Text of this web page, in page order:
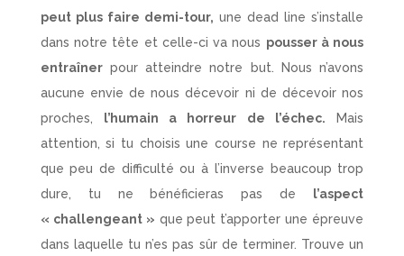
peut plus faire demi-tour, une dead line s’installe
dans notre tête et celle-ci va nous pousser à nous
entraînerpour atteindre notre but. Nous n’avons
aucune envie de nous décevoir ni de décevoir nos
proches,
l’humain a horreur de l’échec. Mais
attention, si tu choisis une course ne représentant
que peu de difficulté ou à l’inverse beaucoup trop
dure, tu ne bénéficieras pas de
l’aspect
« challengeant » que peut t’apporter une épreuve
dans laquelle tu n’es pas sûr de terminer. Trouve un